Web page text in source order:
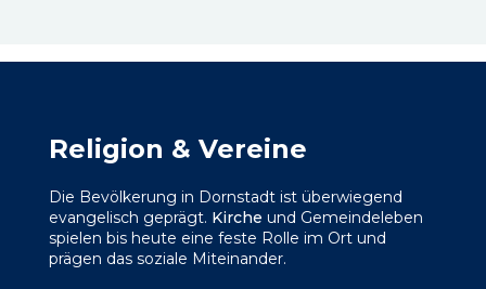
Religion & Vereine
Die Bevölkerung in Dornstadt ist überwiegend
evangelisch geprägt. Kirche und Gemeindeleben
spielen bis heute eine feste Rolle im Ort und
prägen das soziale Miteinander.